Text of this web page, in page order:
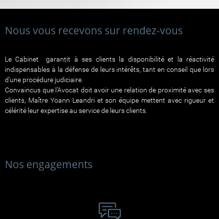
Nous vous recevons sur rendez-vous
Le Cabinet garantit à ses clients la disponibilité et la réactivité
indispensables à la défense de leurs intérêts, tant en conseil que lors
d'une procédure judiciaire.
Convaincus que l'Avocat doit avoir une relation de proximité avec ses
clients, Maître Yoann Leandri et son équipe mettent avec rigueur et
célérité leur expertise au service de leurs clients.
Nos engagements